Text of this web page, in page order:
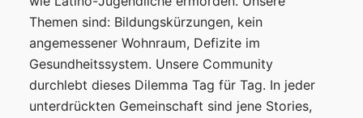
Themen sind: Bildungskürzungen, kein
angemessener Wohnraum, Defizite im
Gesundheitssystem. Unsere Community
durchlebt dieses Dilemma Tag für Tag. In jeder
unterdrückten Gemeinschaft sind jene Stories,